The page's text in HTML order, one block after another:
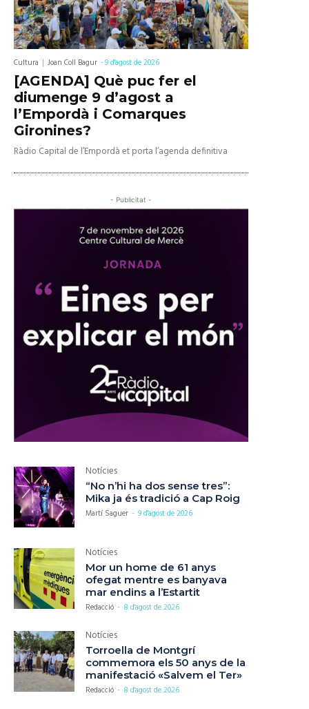
Cultura Joan Coll Bagur -9 d'agost de 2026
[AGENDA] Què puc fer el
diumenge 9 d’agost a
l’Empordà i Comarques
Gironines?
Ràdio Capital de l’Empordà et porta l’agenda definitiva
- Publicitat -
Notícies
“No n’hi ha dos sense tres”:
Mika ja és tradició a Cap Roig
Martí Saguer - 9 d'agost de 2026
Notícies
Mor un home de 61 anys
ofegat mentre es banyava
mar endins a l’Estartit
Redacció - 8 d'agost de 2026
Notícies
Torroella de Montgrí
commemora els 50 anys de la
manifestació «Salvem el Ter»
Redacció - 8 d'agost de 2026